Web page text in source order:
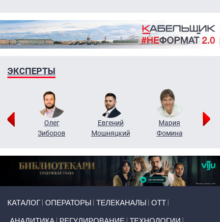
ЭКСПЕРТЫ
Олег
Зиборов
Евгений
Мошняцкий
Мария
Фомина
КАТАЛОГ ОПЕРАТОРЫ ТЕЛЕКАНАЛЫ ОТТ